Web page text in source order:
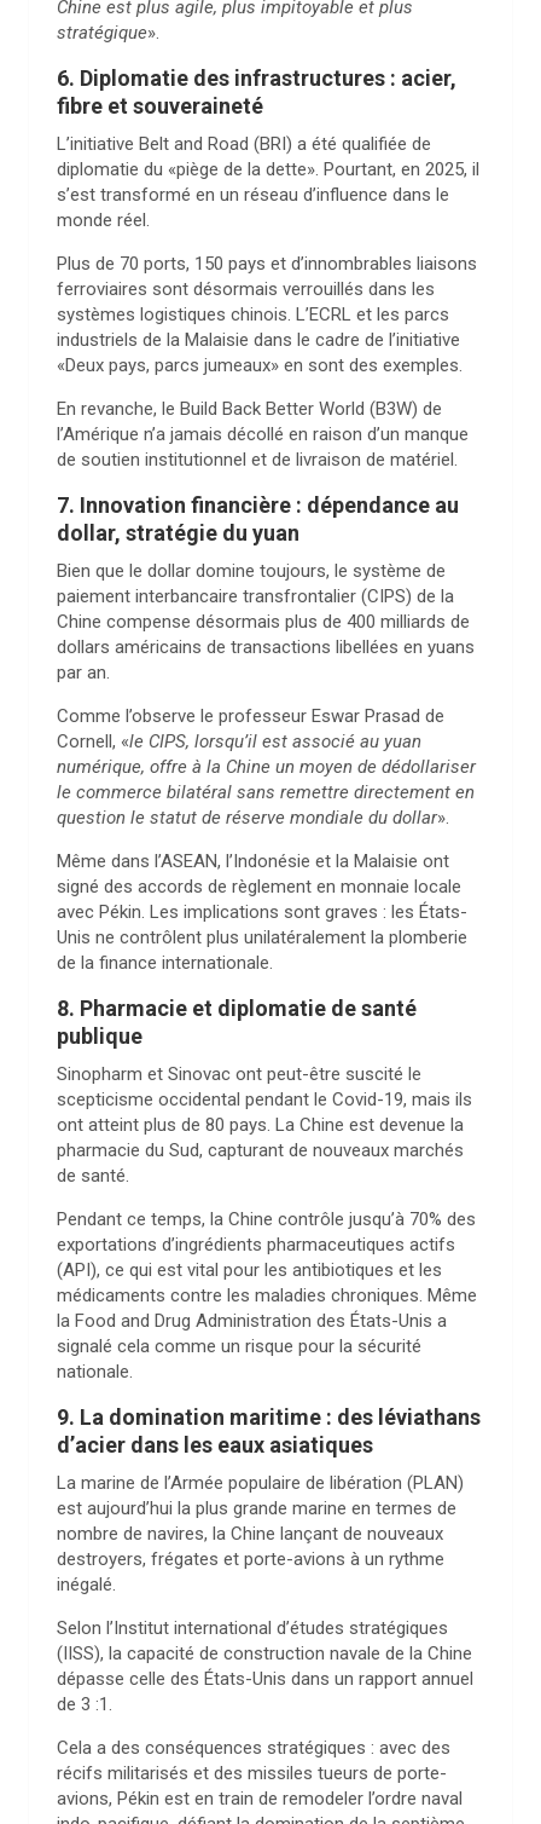
Chine est plus agile, plus impitoyable et plus
stratégique».
6. Diplomatie des infrastructures : acier,
fibre et souveraineté
L’initiative Belt and Road (BRI) a été qualifiée de
diplomatie du «piège de la dette». Pourtant, en 2025, il
s’est transformé en un réseau d’influence dans le
monde réel.
Plus de 70 ports, 150 pays et d’innombrables liaisons
ferroviaires sont désormais verrouillés dans les
systèmes logistiques chinois. L’ECRL et les parcs
industriels de la Malaisie dans le cadre de l’initiative
«Deux pays, parcs jumeaux» en sont des exemples.
En revanche, le Build Back Better World (B3W) de
l’Amérique n’a jamais décollé en raison d’un manque
de soutien institutionnel et de livraison de matériel.
7. Innovation financière : dépendance au
dollar, stratégie du yuan
Bien que le dollar domine toujours, le système de
paiement interbancaire transfrontalier (CIPS) de la
Chine compense désormais plus de 400 milliards de
dollars américains de transactions libellées en yuans
par an.
Comme l’observe le professeur Eswar Prasad de
Cornell, «le CIPS, lorsqu’il est associé au yuan
numérique, offre à la Chine un moyen de dédollariser
le commerce bilatéral sans remettre directement en
question le statut de réserve mondiale du dollar».
Même dans l’ASEAN, l’Indonésie et la Malaisie ont
signé des accords de règlement en monnaie locale
avec Pékin. Les implications sont graves : les États-
Unis ne contrôlent plus unilatéralement la plomberie
de la finance internationale.
8. Pharmacie et diplomatie de santé
publique
Sinopharm et Sinovac ont peut-être suscité le
scepticisme occidental pendant le Covid-19, mais ils
ont atteint plus de 80 pays. La Chine est devenue la
pharmacie du Sud, capturant de nouveaux marchés
de santé.
Pendant ce temps, la Chine contrôle jusqu’à 70% des
exportations d’ingrédients pharmaceutiques actifs
(API), ce qui est vital pour les antibiotiques et les
médicaments contre les maladies chroniques. Même
la Food and Drug Administration des États-Unis a
signalé cela comme un risque pour la sécurité
nationale.
9. La domination maritime : des léviathans
d’acier dans les eaux asiatiques
La marine de l’Armée populaire de libération (PLAN)
est aujourd’hui la plus grande marine en termes de
nombre de navires, la Chine lançant de nouveaux
destroyers, frégates et porte-avions à un rythme
inégalé.
Selon l’Institut international d’études stratégiques
(IISS), la capacité de construction navale de la Chine
dépasse celle des États-Unis dans un rapport annuel
de 3 :1.
Cela a des conséquences stratégiques : avec des
récifs militarisés et des missiles tueurs de porte-
avions, Pékin est en train de remodeler l’ordre naval